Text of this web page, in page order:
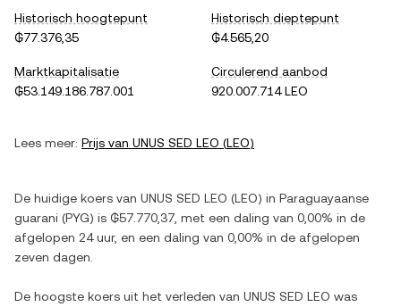
Historisch hoogtepunt
₲77.376,35
Historisch dieptepunt
₲4.565,20
Marktkapitalisatie
₲53.149.186.787.001
Circulerend aanbod
920.007.714 LEO
Lees meer: Prijs van UNUS SED LEO (LEO)
De huidige koers van UNUS SED LEO (LEO) in Paraguayaanse
guarani (PYG) is ₲57.770,37 , met een daling van 0,00% in de
afgelopen 24 uur, en een daling van 0,00% in de afgelopen
zeven dagen.
De hoogste koers uit het verleden van UNUS SED LEO was